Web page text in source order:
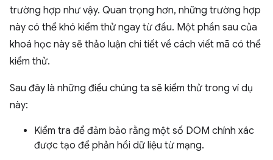
trường hợp như vậy. Quan trọng hơn, những trường hợp
này có thể khó kiểm thử ngay từ đầu. Một phần sau của
khoá học này sẽ thảo luận chi tiết về cách viết mã có thể
kiểm thử.
Sau đây là những điều chúng ta sẽ kiểm thử trong ví dụ
này:
Kiểm tra để đảm bảo rằng một số DOM chính xác
được tạo để phản hồi dữ liệu từ mạng.